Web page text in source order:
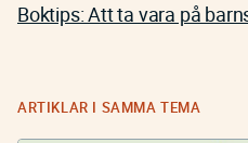
Boktips: Att ta vara på
ARTIKLAR I SAMMA TEMA